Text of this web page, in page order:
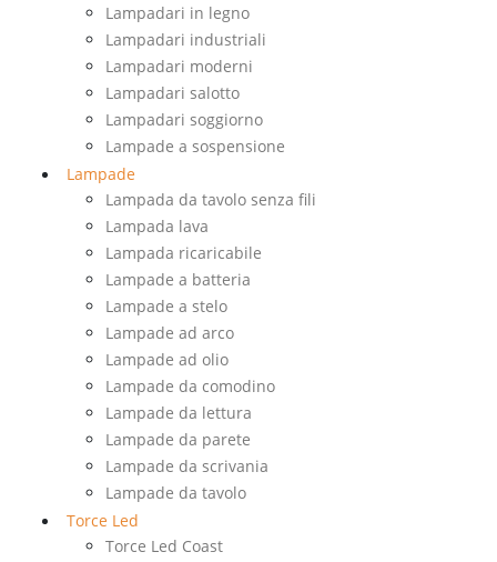
Lampadari in legno
Lampadari industriali
Lampadari moderni
Lampadari salotto
Lampadari soggiorno
Lampade a sospensione
Lampade
Lampada da tavolo senza fili
Lampada lava
Lampada ricaricabile
Lampade a batteria
Lampade a stelo
Lampade ad arco
Lampade ad olio
Lampade da comodino
Lampade da lettura
Lampade da parete
Lampade da scrivania
Lampade da tavolo
Torce Led
Torce Led Coast